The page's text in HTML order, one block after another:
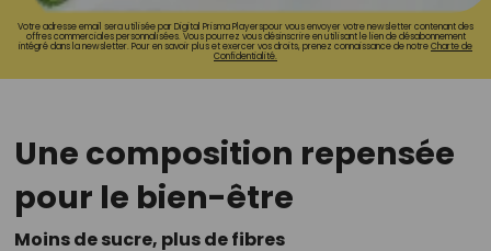
Votre adresse email sera utilisée par Digital Prisma Playerspour vous envoyer votre newsletter contenant des
offres commerciales personnalisées. Vous pourrez vous désinscrire en utilisant le lien de désabonnement
intégré dans la newsletter. Pour en savoir plus et exercer vos droits, prenez connaissance de notreCharte de
Confidentialité.
Une composition repensée
pour le bien-être
Moins de sucre, plus de fibres